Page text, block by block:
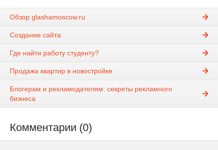
Обзор glashamoscow.ru
Создание сайта
Где найти работу студенту?
Продажа квартир в новостройке
Блогерам и рекламодателям: секреты рекламного
бизнеса
Комментарии (0)